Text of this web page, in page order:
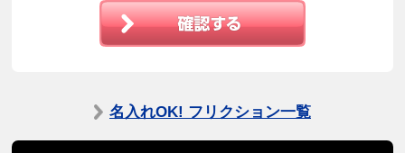
名入れOK! フリクション一覧